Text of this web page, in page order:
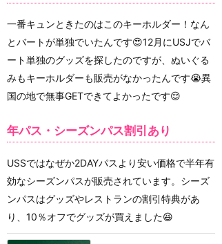
一番キュンときたのはこのキーホルダー！なん
とバートが単独でいたんです😍12月にUSJでバ
ート単独のグッズを探したのですが、ぬいぐる
みもキーホルダーも販売がなかったんです😭異
国の地で無事GETできてよかったです😌
年パス・シーズンパス割引あり
USSではなぜか2DAYパスより安い価格で半年有
効なシーズンパスが販売されています。シーズ
ンパスはグッズやレストランの割引特典があ
り、10％オフでグッズが買えました😆